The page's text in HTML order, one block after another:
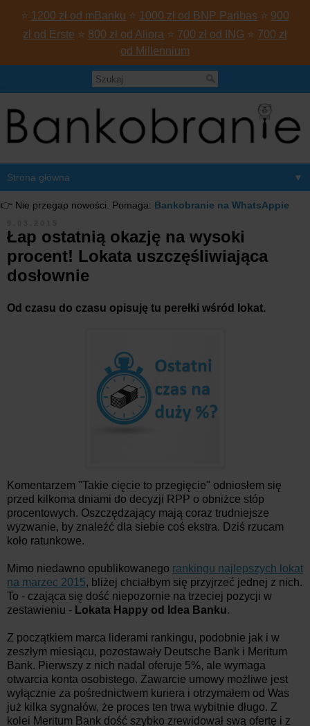
⭐ 1200 zł od mBanku ⭐ 1000 zł od BNP Paribas ⭐ 900
zł od Erste ⭐ 800 zł od Aliora ⭐ 700 zł od ING ⭐ 700 zł
od Millennium
▼
👉 Nie przegap nowości. Pomaga: Bankobranie na WhatsAppie
Łap ostatnią okazję na wysoki
procent! Lokata uszczęśliwiająca
dosłownie
Od czasu do czasu opisuję tu perełki wśród lokat.
Komentarzem "Takie cięcie to przegięcie" odniosłem się
przed kilkoma dniami do decyzji RPP o obniżce stóp
procentowych. Oszczędzający mają coraz trudniejsze
wyzwanie, by znaleźć dla siebie coś ekstra. Dziś rzucam
koło ratunkowe.
Mimo niedawno opublikowanego rankingu najlepszych lokat
na marzec 2015, bliżej chciałbym się przyjrzeć jednej z nich.
To - czająca się dość niepozornie na trzeciej pozycji w
zestawieniu - Lokata Happy od Idea Banku.
Z początkiem marca liderami rankingu, podobnie jak i w
zeszłym miesiącu, pozostawały Deutsche Bank i Meritum
Bank. Pierwszy z nich nadal oferuje 5%, ale wymaga
otwarcia konta osobistego. Zawarcie umowy możliwe jest
wyłącznie za pośrednictwem kuriera i otrzymałem od Was
już kilka sygnałów, że proces ten trwa wybitnie długo. Z
kolei Meritum Bank dość szybko zrewidował swą ofertę i z